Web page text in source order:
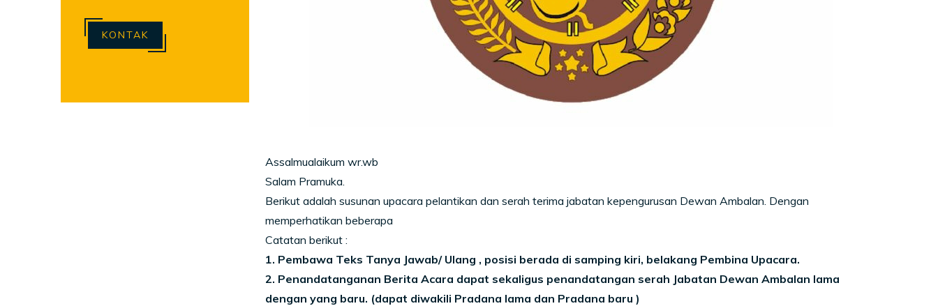
Assalmualaikum wr.wb
Salam Pramuka.
Berikut adalah susunan upacara pelantikan dan serah terima jabatan kepengurusan Dewan Ambalan. Dengan
memperhatikan beberapa
Catatan berikut :
1. Pembawa Teks Tanya Jawab/ Ulang , posisi berada di samping kiri, belakang Pembina Upacara.
2. Penandatanganan Berita Acara dapat sekaligus penandatangan serah Jabatan Dewan Ambalan lama
dengan yang baru. (dapat diwakili Pradana lama dan Pradana baru )
KONTAK